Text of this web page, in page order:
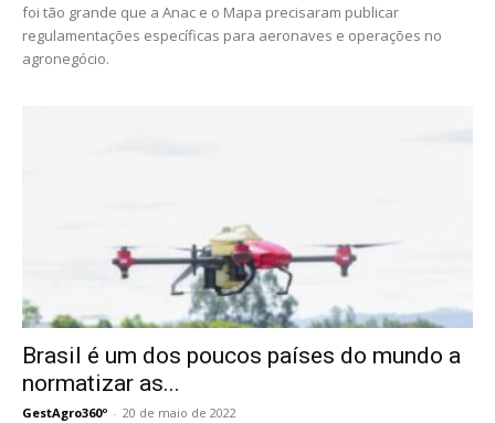
foi tão grande que a Anac e o Mapa precisaram publicar
regulamentações específicas para aeronaves e operações no
agronegócio.
Brasil é um dos poucos países do mundo a
normatizar as...
GestAgro360º - 20 de maio de 2022